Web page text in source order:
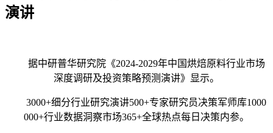
演讲
据中研普华研究院《2024-2029年中国烘焙原料行业市场
深度调研及投资策略预测演讲》显示。
3000+细分行业研究演讲500+专家研究员决策军师库1000
000+行业数据洞察市场365+全球热点每日决策内参。